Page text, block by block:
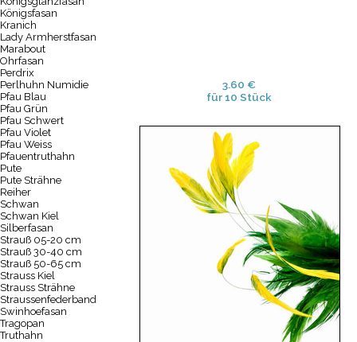
Königsfasan
Kranich
Lady Armherstfasan
Marabout
Ohrfasan
Perdrix
Perlhuhn Numidie
Pfau Blau
Pfau Grün
Pfau Schwert
Pfau Violet
Pfau Weiss
Pfauentruthahn
Pute
Pute Strähne
Reiher
Schwan
Schwan Kiel
Silberfasan
Strauß 05-20 cm
Strauß 30-40 cm
Strauß 50-65 cm
Strauss Kiel
Strauss Strähne
Straussenfederband
Swinhoefasan
Tragopan
Truthahn
3.60 €
für 10 Stück